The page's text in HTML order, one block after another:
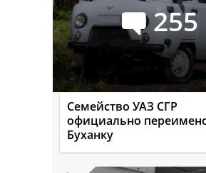
255
Семейство УАЗ СГР
официально
Буханку